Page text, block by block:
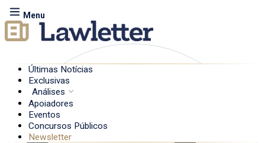
Menu
Últimas Notícias
Exclusivas
Análises
Apoiadores
Eventos
Concursos Públicos
Newsletter